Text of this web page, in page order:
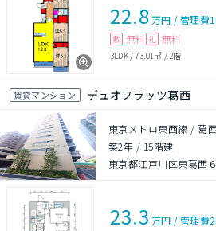
22.8万円 /管理費
敷 無料 礼 無料
3LDK/73.01㎡ / 2階
賃貸マンション デュオフラッツ葛西
東京メトロ東西線 / 葛
築2年 / 15階建
東京都江戸川区東葛西
23.3 万円 /管理費